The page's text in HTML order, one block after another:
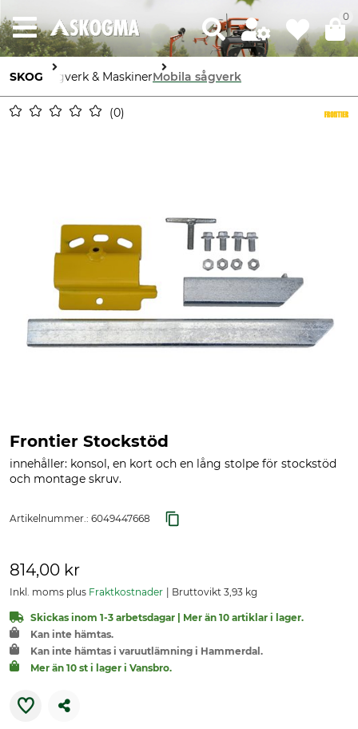
0
SKOG Sågverk & MaskinerMobila sågverk
0
Frontier Stockstöd
innehåller: konsol, en kort och en lång stolpe för stockstöd
och montage skruv.
Artikelnummer.: 6049447668
814,00 kr
Inkl. moms plus Fraktkostnader Bruttovikt 3,93 kg
Skickas inom 1-3 arbetsdagar | Mer än 10 artiklar i lager.
Kan inte hämtas.
Kan inte hämtas i varuutlämning i Hammerdal.
Mer än 10 st i lager i Vansbro.